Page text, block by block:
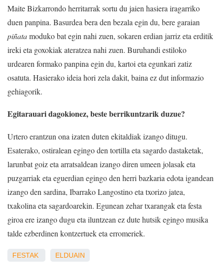
Maite Bizkarrondo herritarrak sortu du jaien hasiera iragarriko
duen panpina. Basurdea bera den bezala egin du, bere garaian
piñatamoduko bat egin nahi zuen, sokaren erdian jarriz eta erditik
ireki eta goxokiak ateratzea nahi zuen. Buruhandi estiloko
urdearen formako panpina egin du, kartoi eta egunkari zatiz
osatuta. Hasierako ideia hori zela dakit, baina ez dut informazio
gehiagorik.
Egitarauari dagokionez, beste berrikuntzarik duzue?
Urtero erantzun ona izaten duten ekitaldiak izango ditugu.
Esaterako, ostiralean egingo den tortilla eta sagardo dastaketak,
larunbat goiz eta arratsaldean izango diren umeen jolasak eta
puzgarriak eta eguerdian egingo den herri bazkaria edota igandean
izango den sardina, Ibarrako Langostino eta txorizo jatea,
txakolina eta sagardoarekin. Egunean zehar txarangak eta festa
giroa ere izango dugu eta iluntzean ez dute hutsik egingo musika
talde ezberdinen kontzertuek eta erromeriek.
FESTAK ELDUAIN